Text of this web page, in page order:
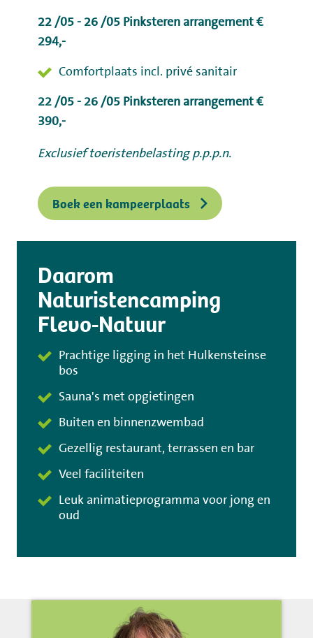
22 /05 - 26 /05 Pinksteren arrangement €
294,-
Comfortplaats incl. privé sanitair
22 /05 - 26 /05 Pinksteren arrangement €
390,-
Exclusief toeristenbelasting p.p.p.n.
Boek een kampeerplaats
Daarom
Naturistencamping
Flevo-Natuur
Prachtige ligging in het Hulkensteinse
bos
Sauna's met opgietingen
Buiten en binnenzwembad
Gezellig restaurant, terrassen en bar
Veel faciliteiten
Leuk animatieprogramma voor jong en
oud